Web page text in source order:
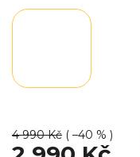
4 990 Kč ( –40 % )